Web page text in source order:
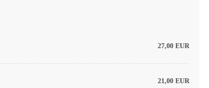
27,00 EUR
21,00 EUR